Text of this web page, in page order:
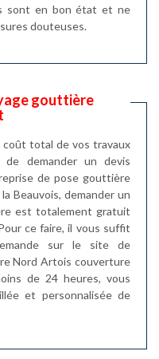
sont en bon état et ne
douteuses.
gouttière
coût total de vos travaux
demander un devis
de pose gouttière
Beauvois, demander un
est totalement gratuit
ce faire, il vous suffit
sur le site de
Nord Artois couverture
de 24 heures, vous
et personnalisée de